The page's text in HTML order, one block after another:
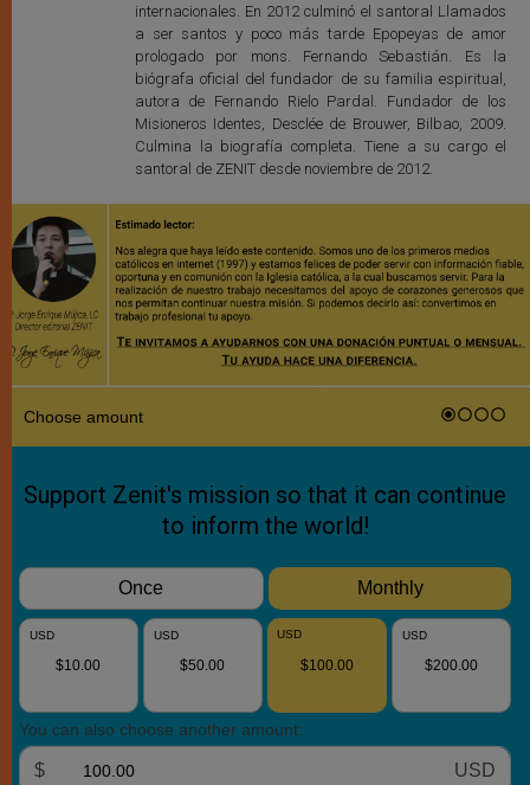
internacionales. En 2012 culminó el santoral Llamados
a ser santos y poco más tarde Epopeyas de amor
prologado por mons. Fernando Sebastián. Es la
biógrafa oficial del fundador de su familia espiritual,
autora de Fernando Rielo Pardal. Fundador de los
Misioneros Identes, Desclée de Brouwer, Bilbao, 2009.
Culmina la biografía completa. Tiene a su cargo el
santoral de ZENIT desde noviembre de 2012.